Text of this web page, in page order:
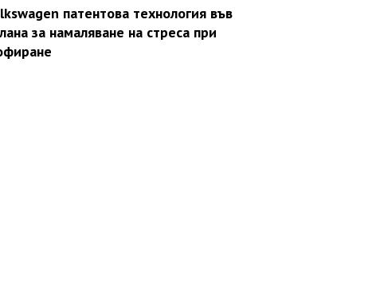
патентова технология във
за намаляване на стреса при